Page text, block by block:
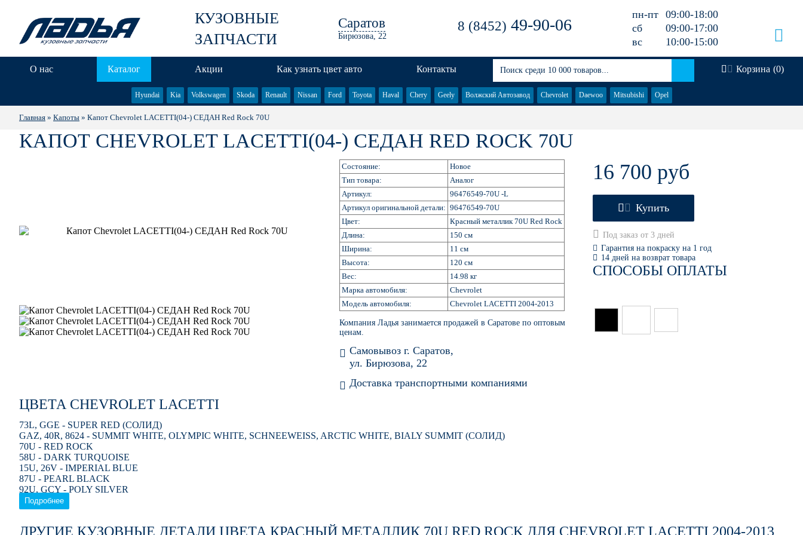
КУЗОВНЫЕ
ЗАПЧАСТИ
Саратов
Бирюзова, 22
8 (8452) 49-90-06
пн-пт 09:00-18:00
сб
09:00-17:00
вс
10:00-15:00
О нас Каталог Акции Как узнать цвет авто Контакты Корзина (0)
Hyundai Kia Volkswagen Skoda Renault Nissan Ford Toyota Haval Chery Geely Волжский Автозавод Chevrolet Daewoo Mitsubishi Opel
Главная » Капоты » Капот Chevrolet LACETTI(04-) СЕДАН Red Rock 70U
КАПОТ CHEVROLET LACETTI(04-) СЕДАН RED ROCK 70U
Состояние:
Новое
Тип товара:
Аналог
Артикул:
96476549-70U -L
Артикул оригинальной детали: 96476549-70U
Цвет:
Красный металлик 70U Red Rock
Длина:
150 см
Ширина:
11 см
Высота:
120 см
Вес:
14.98 кг
Марка автомобиля:
Chevrolet
Модель автомобиля:
Chevrolet LACETTI 2004-2013
Компания Ладья занимается продажей в Саратове по оптовым
ценам.
Самовывоз г. Саратов,
ул. Бирюзова, 22
Доставка транспортными компаниями
16 700 руб
Купить
Под заказ от 3 дней
Гарантия на покраску на 1 год
14 дней на возврат товара
СПОСОБЫ ОПЛАТЫ
ЦВЕТА CHEVROLET LACETTI
73L, GGE - SUPER RED (СОЛИД)
GAZ, 40R, 8624 - SUMMIT WHITE, OLYMPIC WHITE, SCHNEEWEISS, ARCTIC WHITE, BIALY SUMMIT (СОЛИД)
70U - RED ROCK
58U - DARK TURQUOISE
15U, 26V - IMPERIAL BLUE
87U - PEARL BLACK
92U, GCY - POLY SILVER
54U - SUNSET ORANGE
35U, 2WU - MINT GREEN
31U - DENIM BLUE
Подробнее
ДРУГИЕ КУЗОВНЫЕ ДЕТАЛИ ЦВЕТА КРАСНЫЙ МЕТАЛЛИК 70U RED ROCK ДЛЯ CHEVROLET LACETTI 2004-2013